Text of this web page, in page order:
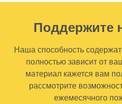
Поддержите
Наша способность
полностью зависит от
материал кажется вам
рассмотрите
ежемесячного